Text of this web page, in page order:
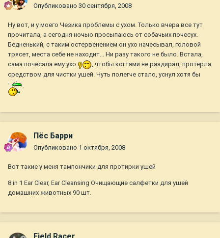
Опубликовано 30 сентября, 2008
Ну вот, и у моего Чезика проблемы с ухом. Только вчера все тут
прочитала, а сегодня ночью просыпаюсь от собачьих почесух.
Бедненький, с таким остервенением он ухо начесывал, головой
трясет, места себе не находит... Ни разу такого не было. Встала,
сама почесала ему ухо
, чтобы когтями не раздирал, протерла
средством для чистки ушей. Чуть полегче стало, уснул хотя бы
Пёс Барри
Опубликовано 1 октября, 2008
Вот такие у меня тампончики для протирки ушей
8 in 1 Ear Clear, Ear Cleansing Очищающие салфетки для ушей
домашних животных 90 шт.